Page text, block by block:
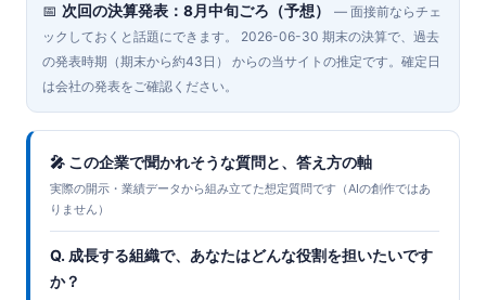
📅 次回の決算発表：8月中旬ごろ（予想）
— 面接前ならチェ
ックしておくと話題にできます。 2026-06-30 期末の決算で、過去
の発表時期（期末から約43日） からの当サイトの推定です。確定日
は会社の発表をご確認ください。
🎤 この企業で聞かれそうな質問と、答え方の軸
実際の開示・業績データから組み立てた想定質問です（AIの創作ではあ
りません）
Q. 成長する組織で、あなたはどんな役割を担いたいです
か？